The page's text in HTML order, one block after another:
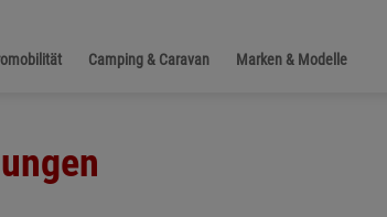
Camping & Caravan Marken & Modelle